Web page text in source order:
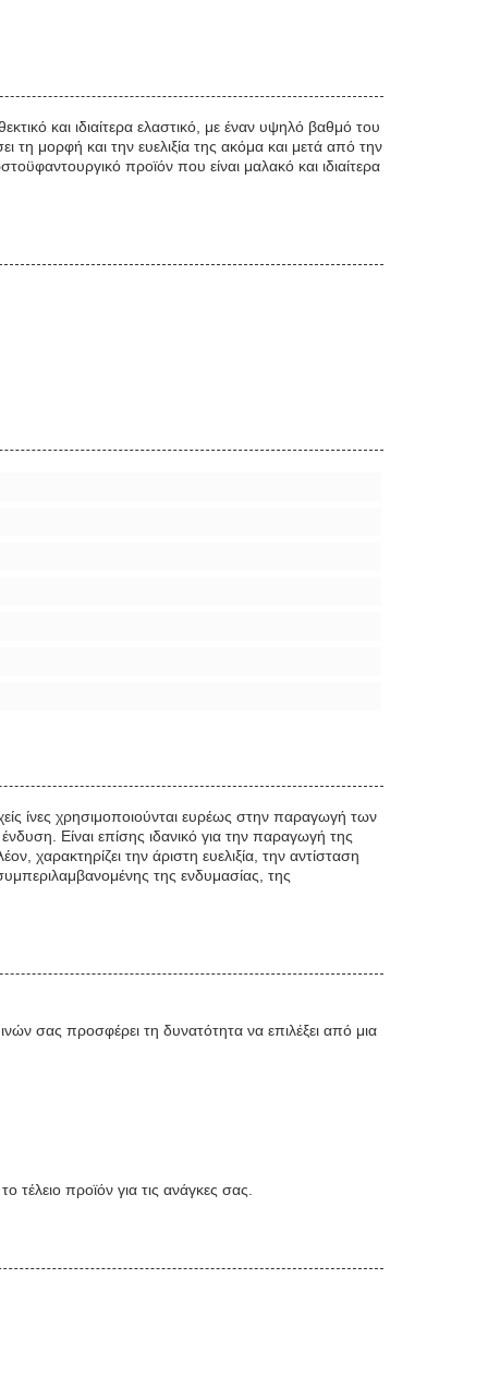
και ιδιαίτερα ελαστικό, με έναν υψηλό βαθμό του
τη μορφή και την ευελιξία της ακόμα και μετά από την
προϊόν που είναι μαλακό και ιδιαίτερα
ίνες χρησιμοποιούνται ευρέως στην παραγωγή των
Είναι επίσης ιδανικό για την παραγωγή της
χαρακτηρίζει την άριστη ευελιξία, την αντίσταση
της ενδυμασίας, της
σας προσφέρει τη δυνατότητα να επιλέξει από μια
τέλειο προϊόν για τις ανάγκες σας.